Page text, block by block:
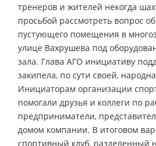
тренеров и жителей некогда
просьбой рассмотреть вопрос
пустующего помещения в
улице Вахрушева под
зала. Глава АГО инициативу
закипела, по сути своей,
Инициаторам организации
помогали друзья и коллеги по
предприниматели,
домом компании. В итоговом
спортивный клуб, разделенный